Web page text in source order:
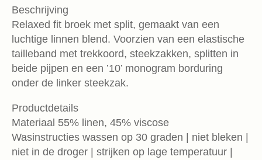
Beschrijving
Relaxed fit broek met split, gemaakt van een
luchtige linnen blend. Voorzien van een elastische
tailleband met trekkoord, steekzakken, splitten in
beide pijpen en een ’10’ monogram borduring
onder de linker steekzak.
Productdetails
Materiaal 55% linen, 45% viscose
Wasinstructies wassen op 30 graden | niet bleken |
niet in de droger | strijken op lage temperatuur |